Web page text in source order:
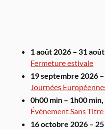
1 août 2026 – 31
Fermeture estivale
19 septembre 2026 –
Journées
0h00 min – 1h00 min,
Évènement Sans Titre
16 octobre 2026 –